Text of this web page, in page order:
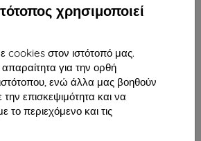
χρησιμοποιεί
cookies στον ιστότοπό μας.
για την ορθή
ιστότοπου, ενώ άλλα μας βοηθούν
επισκεψιμότητα και να
το περιεχόμενο και τις